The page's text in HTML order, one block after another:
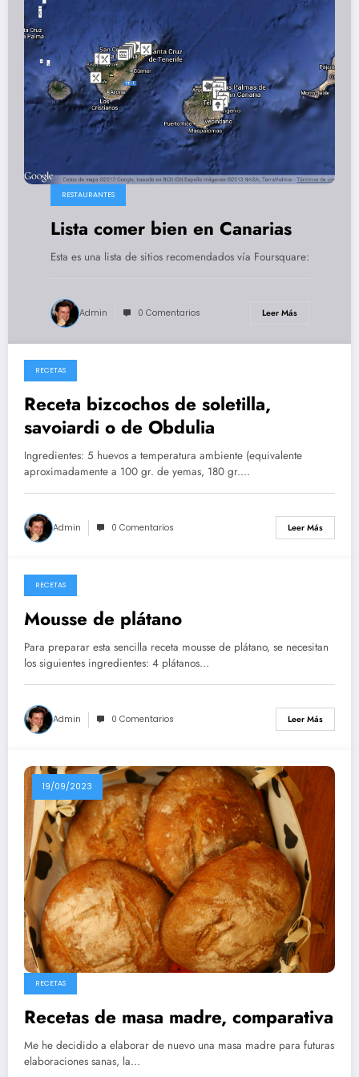
RESTAURANTES
Lista comer bien en Canarias
Esta es una lista de sitios recomendados vía Foursquare:
Admin 0 Comentarios Leer Más
26/05/2026
RECETAS
Receta bizcochos de soletilla,
savoiardi o de Obdulia
Ingredientes: 5 huevos a temperatura ambiente (equivalente
aproximadamente a 100 gr. de yemas, 180 gr.…
Admin 0 Comentarios Leer Más
14/05/2026
RECETAS
Mousse de plátano
Para preparar esta sencilla receta mousse de plátano, se necesitan
los siguientes ingredientes: 4 plátanos…
Admin 0 Comentarios Leer Más
19/09/2023
RECETAS
Recetas de masa madre, comparativa
Me he decidido a elaborar de nuevo una masa madre para futuras
elaboraciones sanas, la…